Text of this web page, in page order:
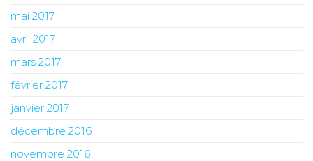
mai 2017
avril 2017
mars 2017
février 2017
janvier 2017
décembre 2016
novembre 2016